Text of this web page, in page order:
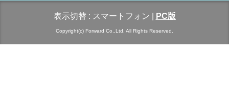
表示切替 : スマートフォン PC版
Copyright(c) Forward Co.,Ltd. All Rights Reserved.